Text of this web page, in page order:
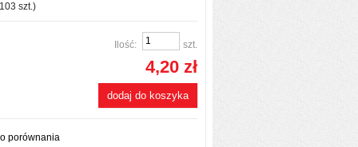
103 szt.)
Ilość: szt.
4,20 zł
dodaj do koszyka
porównania